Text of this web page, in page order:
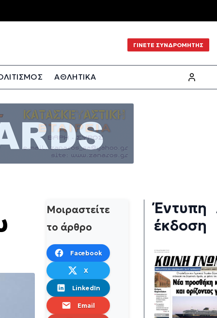
ΓΙΝΕΤΕ ΣΥΝΔΡΟΜΗΤΗΣ
ΑΘΛΗΤΙΚΑ
Μοιραστείτε
το άρθρο
Facebook
X
LinkedIn
Email
Έντυπη
έκδοση